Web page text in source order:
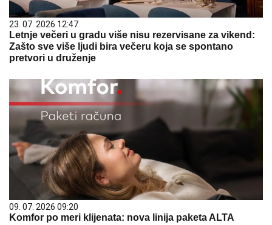
23. 07. 2026 12:47
Letnje večeri u gradu više nisu rezervisane za vikend:
Zašto sve više ljudi bira večeru koja se spontano
pretvori u druženje
09. 07. 2026 09:20
Komfor po meri klijenata: nova linija paketa ALTA